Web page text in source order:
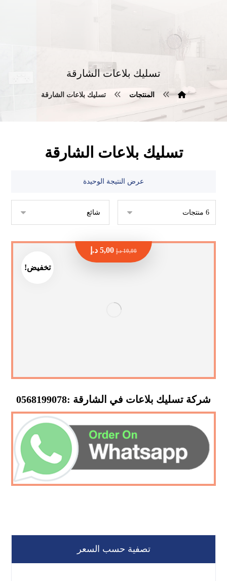
تسليك بلاعات الشارقة
المنتجات تسليك بلاعات الشارقة
تسليك بلاعات الشارقة
عرض النتيجة الوحيدة
تخفيض!
شركة تسليك بلاعات في الشارقة :0568199078
10,00 د.إ 5,00 د.إ
تصفية حسب السعر